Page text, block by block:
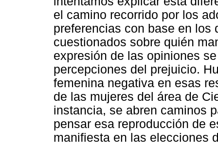
el camino recorrido por los
preferencias con base en los
cuestionados sobre quién
expresión de las opiniones
percepciones del prejuicio.
femenina negativa en esas
de las mujeres del área de
instancia, se abren caminos
pensar esa reproducción de
manifiesta en las elecciones